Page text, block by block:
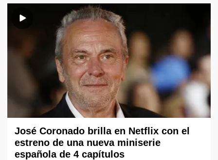
José Coronado brilla en Netflix con el
estreno de una nueva miniserie
española de 4 capítulos